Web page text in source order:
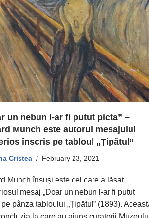
un nebun l-ar fi putut picta” –
Munch este autorul mesajului
înscris pe tabloul „Țipătul”
Cristea February 23, 2021
Munch însuși este cel care a lăsat
mesaj „Doar un nebun l-ar fi putut
pe pânza tabloului „Țipătul” (1893).